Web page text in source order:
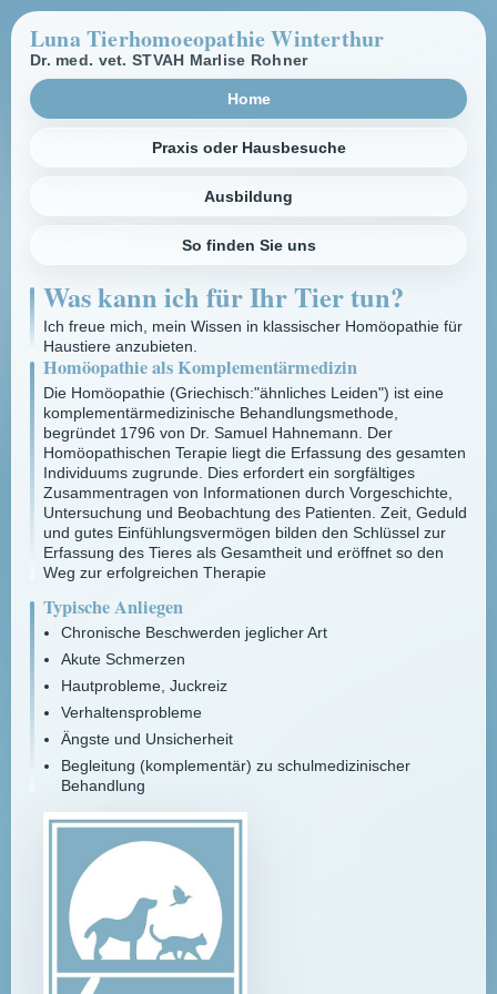
Luna Tierhomoeopathie Winterthur
Dr. med. vet. STVAH Marlise Rohner
Home
Praxis oder Hausbesuche
Ausbildung
So finden Sie uns
Was kann ich für Ihr Tier tun?
Ich freue mich, mein Wissen in klassischer Homöopathie für
Haustiere anzubieten.
Homöopathie als Komplementärmedizin
Die Homöopathie (Griechisch:"ähnliches Leiden") ist eine
komplementärmedizinische Behandlungsmethode,
begründet 1796 von Dr. Samuel Hahnemann. Der
Homöopathischen Terapie liegt die Erfassung des gesamten
Individuums zugrunde. Dies erfordert ein sorgfältiges
Zusammentragen von Informationen durch Vorgeschichte,
Untersuchung und Beobachtung des Patienten. Zeit, Geduld
und gutes Einfühlungsvermögen bilden den Schlüssel zur
Erfassung des Tieres als Gesamtheit und eröffnet so den
Weg zur erfolgreichen Therapie
Typische Anliegen
Chronische Beschwerden jeglicher Art
Akute Schmerzen
Hautprobleme, Juckreiz
Verhaltensprobleme
Ängste und Unsicherheit
Begleitung (komplementär) zu schulmedizinischer
Behandlung